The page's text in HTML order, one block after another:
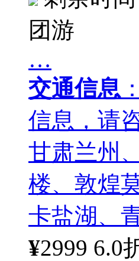
团游
…
交通信息
信息，请
甘肃兰州
楼、敦煌
卡盐湖、
¥2999 6.0